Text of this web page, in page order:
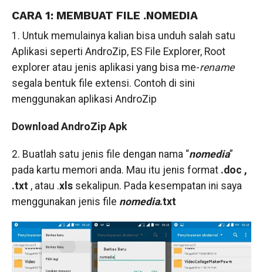
CARA 1: MEMBUAT FILE .NOMEDIA
1. Untuk memulainya kalian bisa unduh salah satu
Aplikasi seperti AndroZip, ES File Explorer, Root
explorer atau jenis aplikasi yang bisa me-rename
segala bentuk file extensi. Contoh di sini
menggunakan aplikasi AndroZip
Download AndroZip Apk
2. Buatlah satu jenis file dengan nama “nomedia”
pada kartu memori anda. Mau itu jenis format .doc ,
.txt, atau .xlssekalipun. Pada kesempatan ini saya
menggunakan jenis file nomedia.txt